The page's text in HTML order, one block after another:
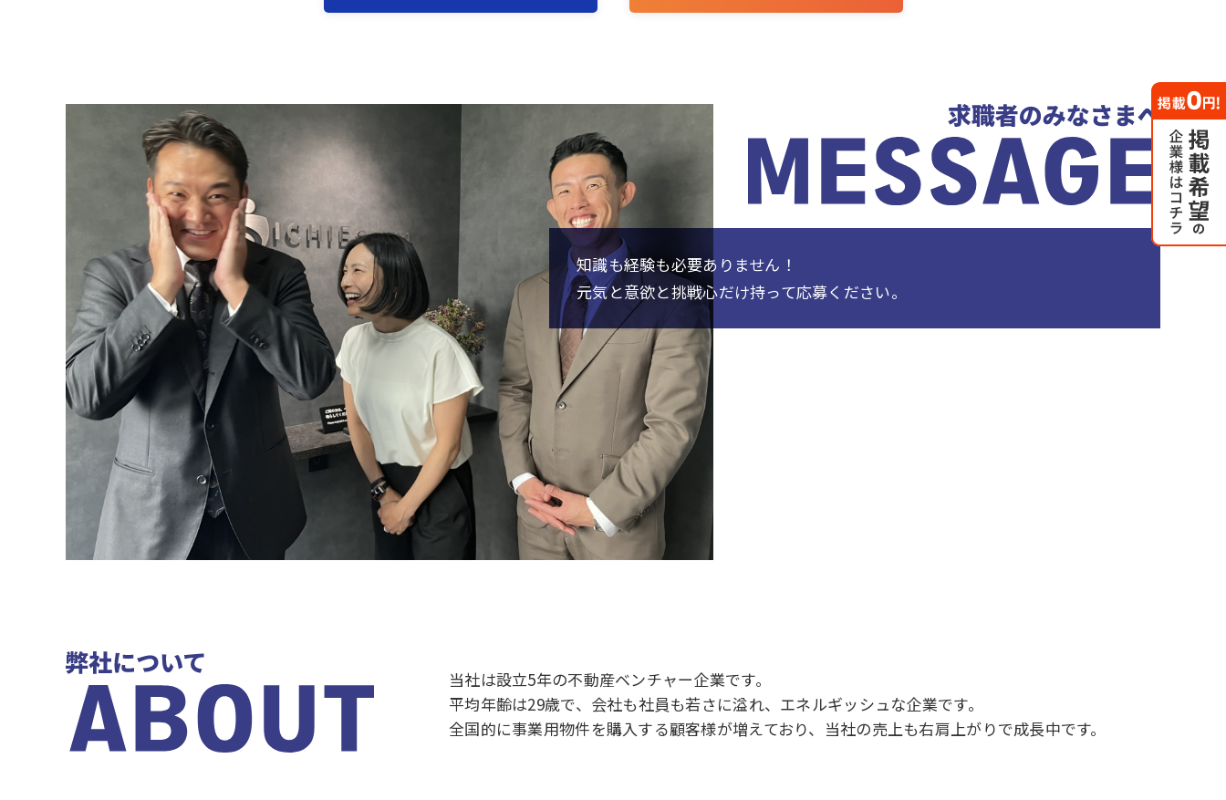
知識も経験も必要ありません！
元気と意欲と挑戦心だけ持って応募ください。
当社は設立5年の不動産ベンチャー企業です。
平均年齢は29歳で、会社も社員も若さに溢れ、エネルギッシュな企業です。
全国的に事業用物件を購入する顧客様が増えており、当社の売上も右肩上がりで成長中です。